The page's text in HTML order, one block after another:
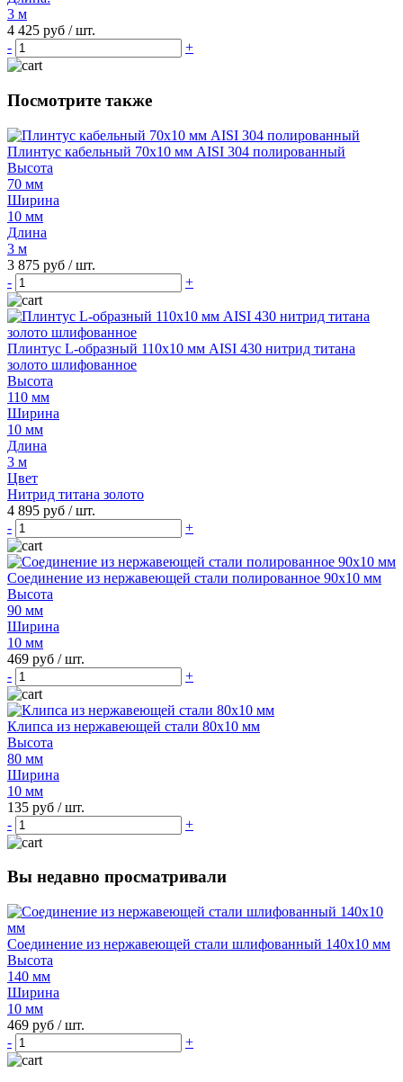
3 м
4 425 руб / шт.
-
+
Посмотрите также
Плинтус кабельный 70х10 мм AISI 304 полированный
Высота
70 мм
Ширина
10 мм
Длина
3 м
3 875 руб / шт.
-
+
Плинтус L-образный 110х10 мм AISI 430 нитрид титана
золото шлифованное
Высота
110 мм
Ширина
10 мм
Длина
3 м
Цвет
Нитрид титана золото
4 895 руб / шт.
-
+
Соединение из нержавеющей стали полированное 90х10 мм
Высота
90 мм
Ширина
10 мм
469 руб / шт.
-
+
Клипса из нержавеющей стали 80х10 мм
Высота
80 мм
Ширина
10 мм
135 руб / шт.
-
+
Вы недавно просматривали
Соединение из нержавеющей стали шлифованный 140х10 мм
Высота
140 мм
Ширина
10 мм
469 руб / шт.
-
+